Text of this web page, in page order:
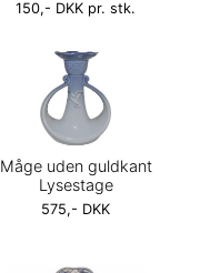
150,- DKK pr. stk.
Måge uden guldkant
Lysestage
575,- DKK